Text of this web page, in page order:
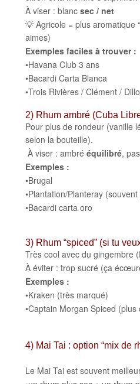
À viser : blanc sec / net
💡 Agricole = plus aromatique
aimes)
Exemples faciles à trouver :
•Havana Club 3 ans
•Bacardi Carta Blanca
•Trois Rivières / Clément /
2) Rhum ambré (Cuba
Pour plus de rondeur (vanille
selon la bouteille).
À viser : ambré équilibré,
Exemples :
•Brugal
•Plantation/Planteray
•Bacardi carta oro
3) Rhum “spiced” (si tu
Très cool avec du gingembre
À éviter : trop sucré (ça
Exemples :
•Kraken (très marqué)
•Captain Morgan Spiced (plus
4) Mai Tai : option “mix de
Le Mai Tai est souvent